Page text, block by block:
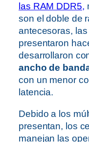
las RAM DDR5,
son el doble de
antecesoras,
presentaron
desarrollaron
ancho de
con un menor
latencia.
Debido a los
presentan, los
manejan las